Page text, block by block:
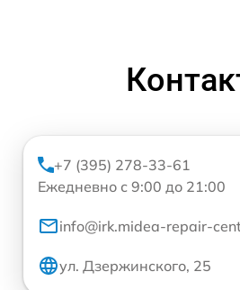
+7 (395) 278-33-61
Ежедневно с 9:00 до 21:00
info@irk.midea-repair-
ул. Дзержинского, 25